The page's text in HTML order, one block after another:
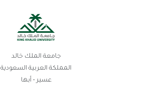
جامعة الملك خالد
المملكة العربية السعودية
عسير - أبها